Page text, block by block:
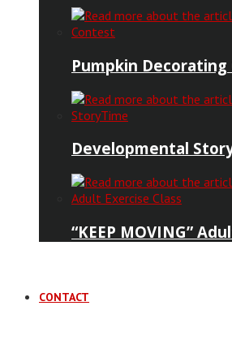
Pumpkin
Developmental
“KEEP MOVING”
CONTACT